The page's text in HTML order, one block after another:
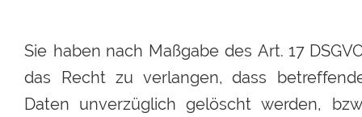
Sie haben nach Maßgabe des Art. 17
das
Recht zu verlangen, dass
Daten unverzüglich gelöscht werden,